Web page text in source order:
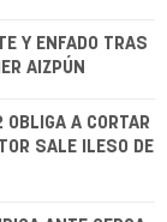
Y ENFADO TRAS
AIZPÚN
OBLIGA A CORTAR
SALE ILESO DE